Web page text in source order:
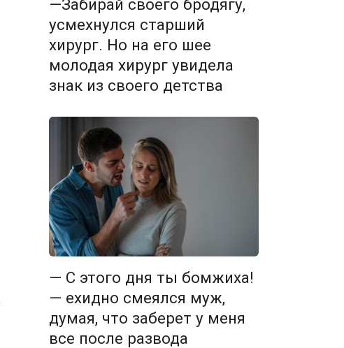
—Забирай своего бродягу,
усмехнулся старший
хирург. Но на его шее
молодая хирург увидела
знак из своего детства
— С этого дня ты бомжиха!
— ехидно смеялся муж,
думая, что заберет у меня
все после развода